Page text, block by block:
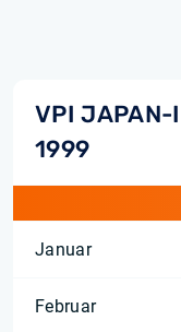
VPI JAPAN-
1999
Januar
Februar